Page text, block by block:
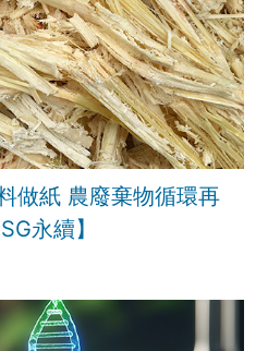
做紙 農廢棄物循環再
永續】